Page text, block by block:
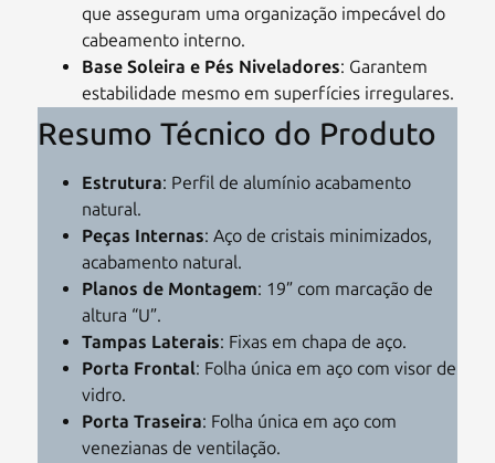
que asseguram uma organização impecável do
cabeamento interno.
Base Soleira e Pés Niveladores: Garantem
estabilidade mesmo em superfícies irregulares.
Resumo Técnico do Produto
Estrutura: Perfil de alumínio acabamento
natural.
Peças Internas: Aço de cristais minimizados,
acabamento natural.
Planos de Montagem: 19” com marcação de
altura “U”.
Tampas Laterais: Fixas em chapa de aço.
Porta Frontal: Folha única em aço com visor de
vidro.
Porta Traseira: Folha única em aço com
venezianas de ventilação.